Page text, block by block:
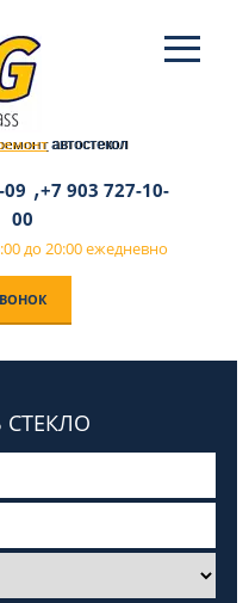
автостекол
09 ,+7 903 727-10-
00
до 20:00 ежедневно